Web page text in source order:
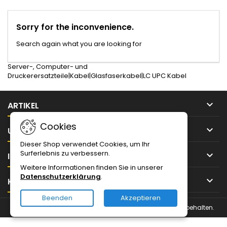
Sorry for the inconvenience.
Search again what you are looking for
Server-, Computer- und
Druckerersatzteile|Kabel|Glasfaserkabel|LC UPC Kabel
ARTIKEL 
UNTERNEHMEN 
IHR KONTO 
KONTAKT 
Cookies
Dieser Shop verwendet Cookies, um Ihr
Surferlebnis zu verbessern.
Weitere Informationen finden Sie in unserer
Datenschutzerklärung.
Beenden Akzeptieren
© Urheberrecht 2026 Magnin Solutions IT. Alle Rechte vorbehalten.